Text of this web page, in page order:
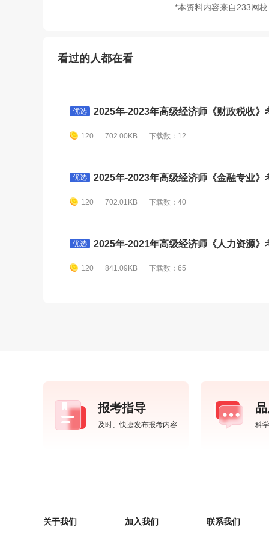
*本资料内容来自233网
看过的人都在看
优选 2025年-2023年高级经济师《财政税收
120 702.00KB 下载数：12
优选 2025年-2023年高级经济师《金融专业
120 702.01KB 下载数：40
优选 2025年-2021年高级经济师《人力资源
120 841.09KB 下载数：65
报考指导
及时、快捷发布报考内容 科
关于我们 加入我们 联系我们